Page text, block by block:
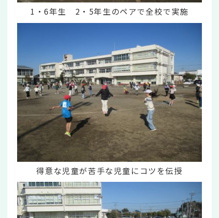
1・6年生 2・5年生のペアで全校で実施
得意な児童が苦手な児童にコツを伝授